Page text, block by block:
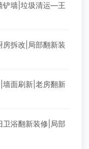
铲墙|垃圾清运—王
拆改|局部翻新装
面刷新|老房翻新
浴翻新装修|局部